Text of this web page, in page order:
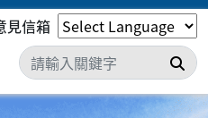
見信箱
搜